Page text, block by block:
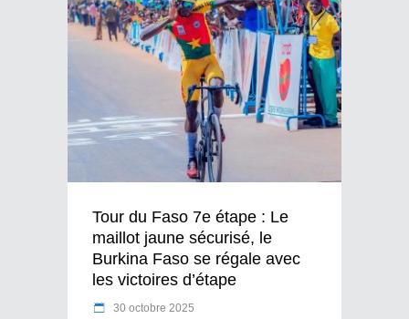
Tour du Faso 7e étape : Le
maillot jaune sécurisé, le
Burkina Faso se régale avec
les victoires d’étape
30 octobre 2025